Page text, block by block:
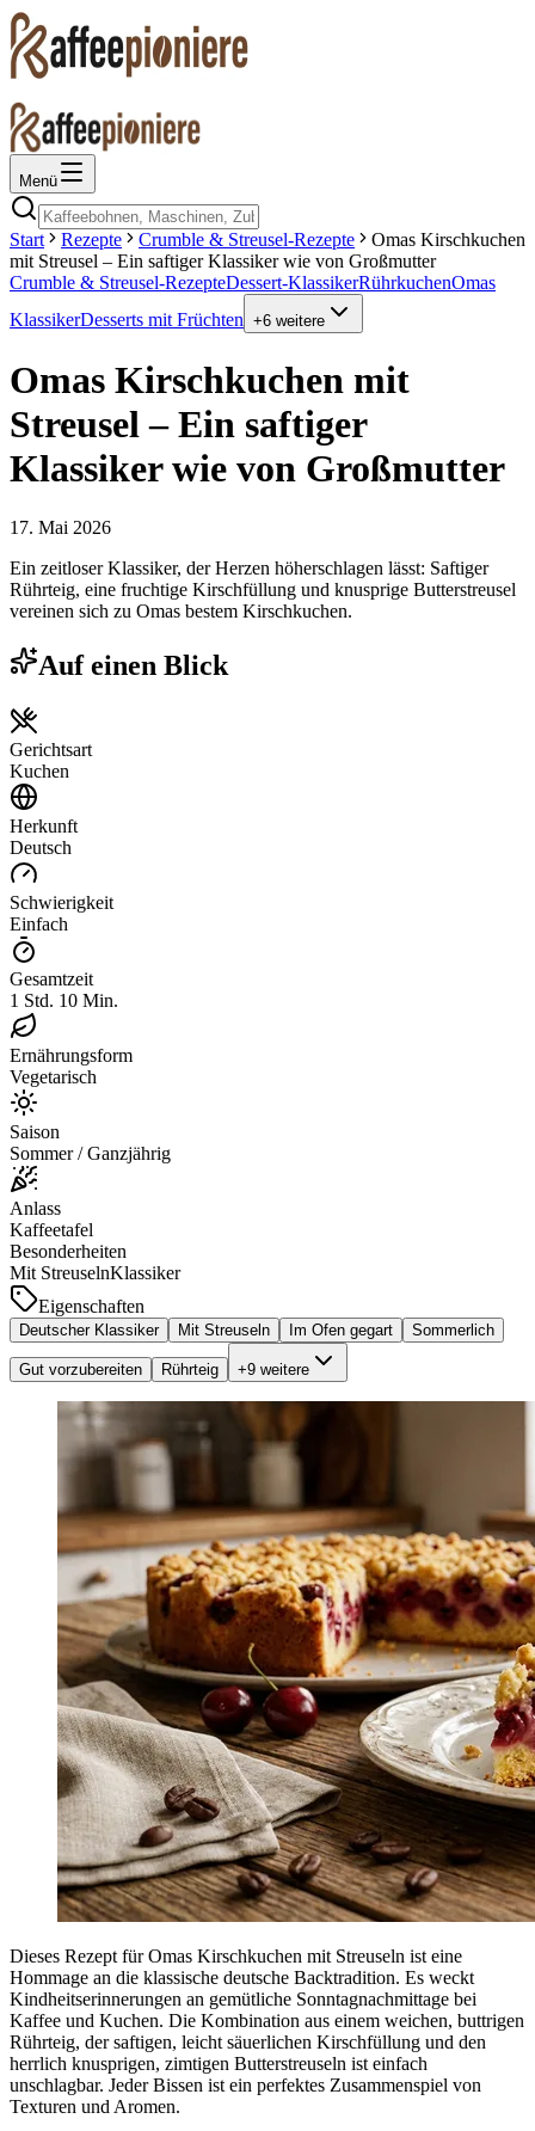
Menü
Start Rezepte Crumble & Streusel-Rezepte
Omas Kirschkuchen
mit Streusel – Ein saftiger Klassiker wie von Großmutter
Crumble & Streusel-RezepteDessert-KlassikerRührkuchenOmas
KlassikerDesserts mit Früchten +6 weitere
Omas Kirschkuchen mit
Streusel – Ein saftiger
Klassiker wie von Großmutter
17. Mai 2026
Ein zeitloser Klassiker, der Herzen höherschlagen lässt: Saftiger
Rührteig, eine fruchtige Kirschfüllung und knusprige Butterstreusel
vereinen sich zu Omas bestem Kirschkuchen.
Auf einen Blick
Gerichtsart
Kuchen
Herkunft
Deutsch
Schwierigkeit
Einfach
Gesamtzeit
1 Std. 10 Min.
Ernährungsform
Vegetarisch
Saison
Sommer / Ganzjährig
Anlass
Kaffeetafel
Besonderheiten
Mit StreuselnKlassiker
Eigenschaften
Deutscher Klassiker Mit Streuseln Im Ofen gegart Sommerlich
Gut vorzubereiten Rührteig +9 weitere
Dieses Rezept für Omas Kirschkuchen mit Streuseln ist eine
Hommage an die klassische deutsche Backtradition. Es weckt
Kindheitserinnerungen an gemütliche Sonntagnachmittage bei
Kaffee und Kuchen. Die Kombination aus einem weichen, buttrigen
Rührteig, der saftigen, leicht säuerlichen Kirschfüllung und den
herrlich knusprigen, zimtigen Butterstreuseln ist einfach
unschlagbar. Jeder Bissen ist ein perfektes Zusammenspiel von
Texturen und Aromen.